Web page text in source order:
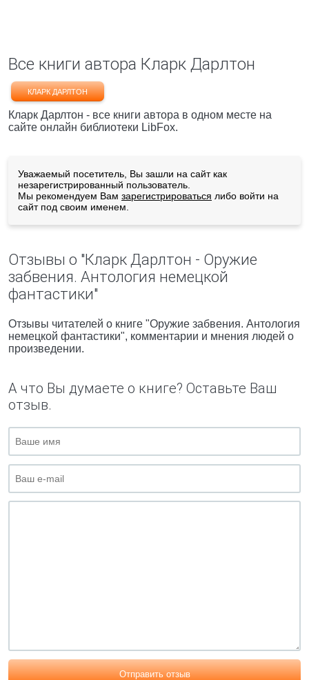
Все книги автора Кларк Дарлтон
КЛАРК ДАРЛТОН
Кларк Дарлтон - все книги автора в одном месте на
сайте онлайн библиотеки LibFox.
Уважаемый посетитель, Вы зашли на сайт как
незарегистрированный пользователь.
Мы рекомендуем Вам зарегистрироваться либо войти на
сайт под своим именем.
Отзывы о "Кларк Дарлтон - Оружие
забвения. Антология немецкой
фантастики"
Отзывы читателей о книге "Оружие забвения. Антология
немецкой фантастики", комментарии и мнения людей о
произведении.
А что Вы думаете о книге? Оставьте Ваш
отзыв.
Отправить отзыв